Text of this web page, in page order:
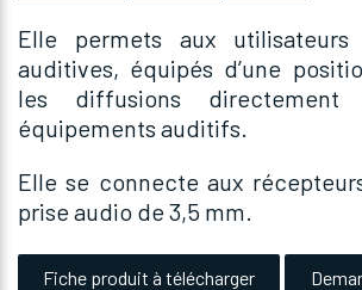
Elle permets aux utilisateurs
auditives, équipés d’une
les diffusions directement
équipements auditifs.
Elle se connecte aux
prise audio de 3,5 mm.
Fiche produit à télécharger